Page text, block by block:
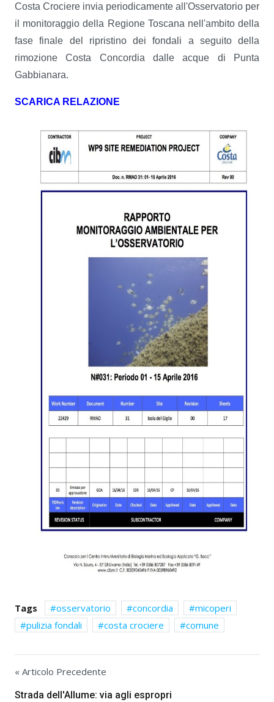
Costa Crociere invia periodicamente all'Osservatorio per
il monitoraggio della Regione Toscana nell'ambito della
fase finale del ripristino dei fondali a seguito della
rimozione Costa Concordia dalle acque di Punta
Gabbianara.
SCARICA RELAZIONE
Tags osservatorio concordia
micoperi
pulizia fondali
costa crociere comune
« Articolo Precedente
Strada dell'Allume: via agli espropri